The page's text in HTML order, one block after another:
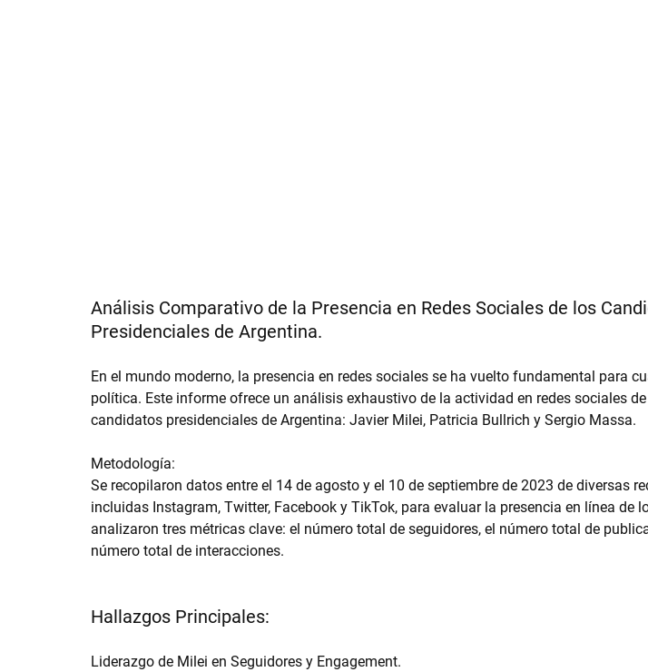
Análisis Comparativo de la Presencia en Redes Sociales de los
Presidenciales de Argentina.
En el mundo moderno, la presencia en redes sociales se ha vuelto fundamental para
política. Este informe ofrece un análisis exhaustivo de la actividad en redes sociales
candidatos presidenciales de Argentina: Javier Milei, Patricia Bullrich y Sergio Massa.
Metodología:
Se recopilaron datos entre el 14 de agosto y el 10 de septiembre de 2023 de diversas
incluidas Instagram, Twitter, Facebook y TikTok, para evaluar la presencia en línea de
analizaron tres métricas clave: el número total de seguidores, el número total de
número total de interacciones.
Hallazgos Principales:
Liderazgo de Milei en Seguidores y Engagement.